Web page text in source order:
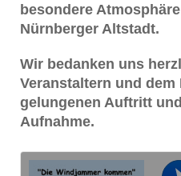
besondere
Nürnberger Altstadt.
Wir bedanken uns
Veranstaltern und
gelungenen Auftritt
Aufnahme.